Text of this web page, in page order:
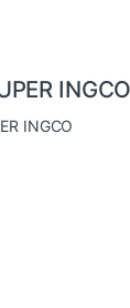
INGCO